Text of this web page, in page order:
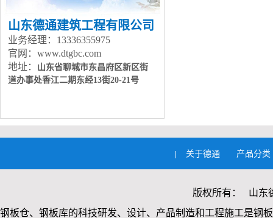
山东德通建筑工程有限公司
业务经理：13336355975
官网：www.dtgbc.com
地址：
山东省聊城市东昌府区新区街
道办事处香江二期东经13街20-21号
关于德通 产品分类
版权所有： 山东
钢板仓、钢板库的科技研发、设计、产品制造和工程施工是钢